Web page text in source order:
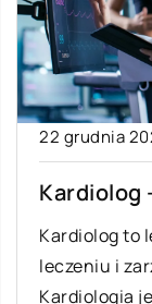
22 grudnia
Kardiolog
Kardiolog to
leczeniu i
Kardiologia